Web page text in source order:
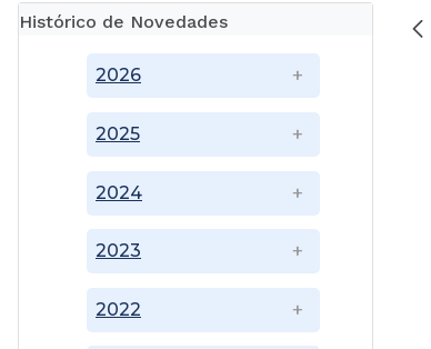
Histórico de Novedades
2022
2023
2024
2025
2026